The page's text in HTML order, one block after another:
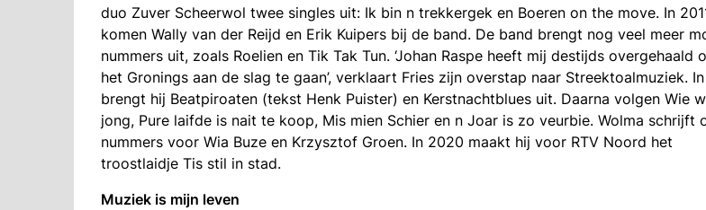
duo Zuver Scheerwol twee singles uit: Ik bin n trekkergek en Boeren on the move. In
komen Wally van der Reijd en Erik Kuipers bij de band. De band brengt nog veel meer
nummers uit, zoals Roelien en Tik Tak Tun. ‘Johan Raspe heeft mij destijds overgehaald
het Gronings aan de slag te gaan’, verklaart Fries zijn overstap naar Streektoalmuziek. In
brengt hij Beatpiroaten (tekst Henk Puister) en Kerstnachtblues uit. Daarna volgen Wie
jong, Pure laifde is nait te koop, Mis mien Schier en n Joar is zo veurbie. Wolma schrijft
nummers voor Wia Buze en Krzysztof Groen. In 2020 maakt hij voor RTV Noord het
troostlaidje Tis stil in stad.
Muziek is mijn leven